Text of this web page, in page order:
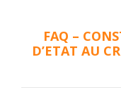
FAQ –
D’ETAT AU